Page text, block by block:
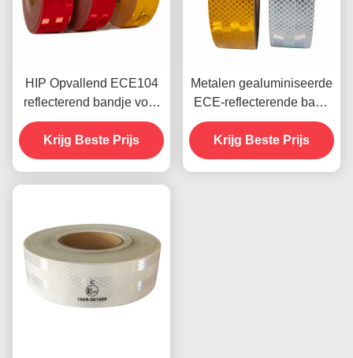
HIP Opvallend ECE104
reflecterend bandje voor
buitenruit van
vrachtwagen
Krijg Beste Prijs
Metalen gealuminiseerde
ECE-reflecterende band
Rood Geel Wit Voor
aanhangwagen
Krijg Beste Prijs